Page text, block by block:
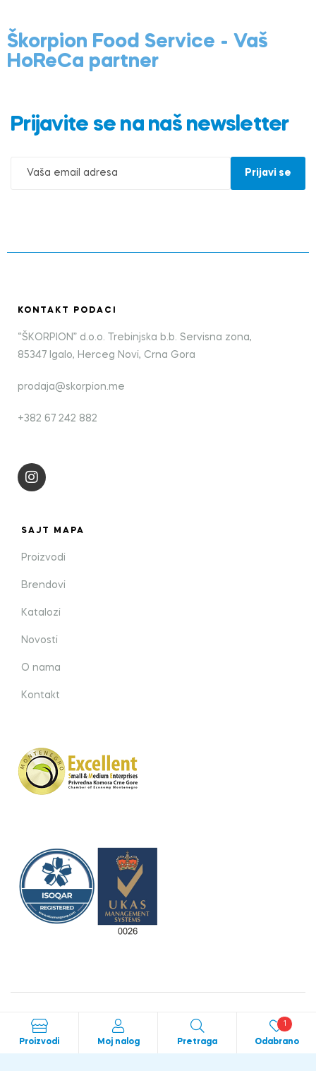
Škorpion Food Service - Vaš
HoReCa partner
Prijavite se na naš newsletter
KONTAKT PODACI
“ŠKORPION” d.o.o. Trebinjska b.b. Servisna zona,
85347 Igalo, Herceg Novi, Crna Gora
prodaja@skorpion.me
+382 67 242 882
SAJT MAPA
Proizvodi
Brendovi
Katalozi
Novosti
O nama
Kontakt
Crafted with love by bild studio
Proizvodi Moj nalog Pretraga Odabrano
1